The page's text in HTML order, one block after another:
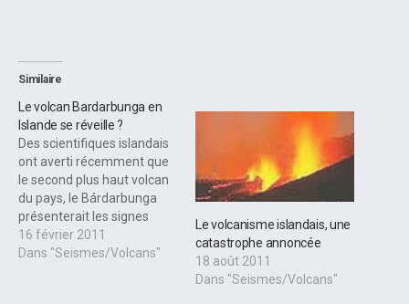
Similaire
Le volcan Bardarbunga en
Islande se réveille ?
Des scientifiques islandais
ont averti récemment que
le second plus haut volcan
du pays, le Bárdarbunga
présenterait les signes
avant-coureurs d'une
future éruption et les
16 février 2011
Dans "Seismes/Volcans"
Le volcanisme islandais, une
catastrophe annoncée
18 août 2011
Dans "Seismes/Volcans"